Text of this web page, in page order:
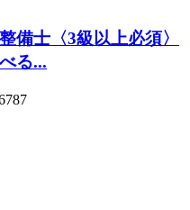
備士〈3級以上必須〉
る...